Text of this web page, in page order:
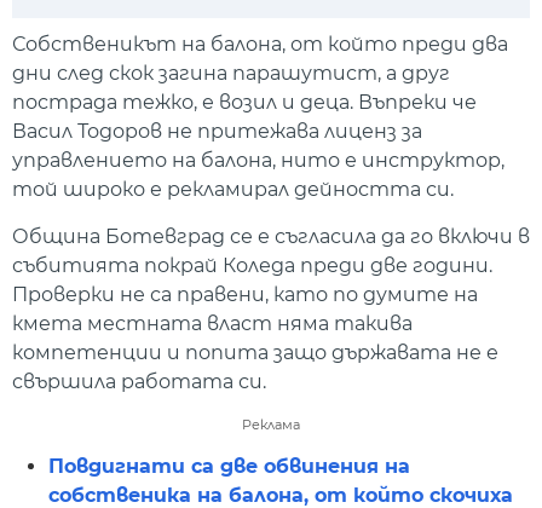
Собственикът на балона, от който преди два
дни след скок загина парашутист, а друг
пострада тежко, е возил и деца. Въпреки че
Васил Тодоров не притежава лиценз за
управлението на балона, нито е инструктор,
той широко е рекламирал дейността си.
Община Ботевград се е съгласила да го включи в
събитията покрай Коледа преди две години.
Проверки не са правени, като по думите на
кмета местната власт няма такива
компетенции и попита защо държавата не е
свършила работата си.
Реклама
Повдигнати са две обвинения на
собственика на балона, от който скочиха